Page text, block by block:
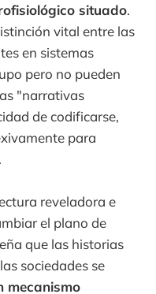
situado.
vital entre las
en sistemas
pero no pueden
"narrativas
de codificarse,
para
reveladora e
el plano de
que las historias
sociedades se
mecanismo